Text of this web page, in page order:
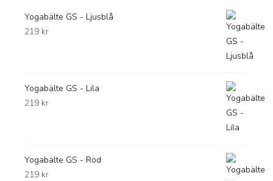
Yogabälte GS - Ljusblå
219 kr
Yogabälte GS - Lila
219 kr
Yogabälte GS - Röd
219 kr